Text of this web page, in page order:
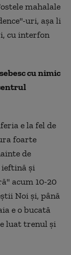
mahalale
uri, așa li
cu interfon
cu nimic
e la fel de
foarte
de
și
acum 10-20
Noi și, până
e o bucată
luat trenul și